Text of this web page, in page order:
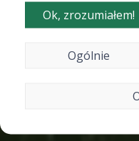
Kontakt
Ok, zrozumiałem!
Ogólnie